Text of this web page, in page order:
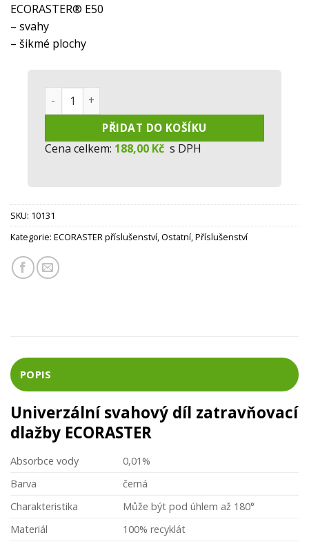
ECORASTER® E50
– svahy
– šikmé plochy
Universální svahový díl množství
PŘIDAT DO KOŠÍKU
Cena celkem: 188,00 Kč s DPH
SKU: 10131
Kategorie: ECORASTER příslušenství,Ostatní,Příslušenství
POPIS
Univerzální svahový díl zatravňovací
dlažby ECORASTER
Absorbce vody
0,01%
Barva
černá
Charakteristika
Může být pod úhlem až 180°
Materiál
100% recyklát